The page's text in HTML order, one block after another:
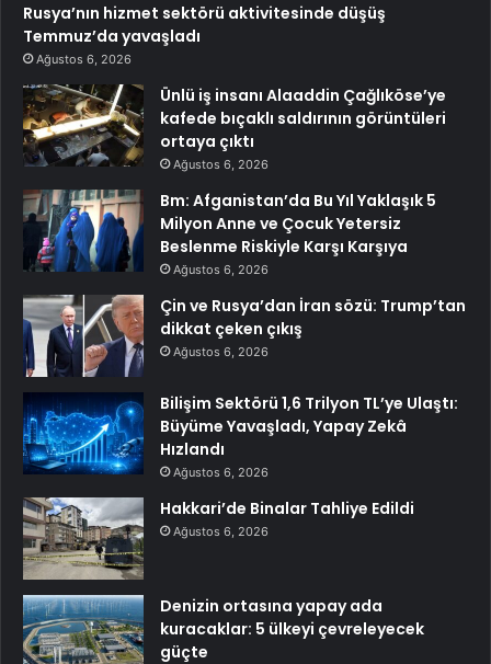
Rusya’nın hizmet sektörü aktivitesinde düşüş
Temmuz’da yavaşladı
Ağustos 6, 2026
Ünlü iş insanı Alaaddin Çağlıköse’ye
kafede bıçaklı saldırının görüntüleri
ortaya çıktı
Ağustos 6, 2026
Bm: Afganistan’da Bu Yıl Yaklaşık 5
Milyon Anne ve Çocuk Yetersiz
Beslenme Riskiyle Karşı Karşıya
Ağustos 6, 2026
Çin ve Rusya’dan İran sözü: Trump’tan
dikkat çeken çıkış
Ağustos 6, 2026
Bilişim Sektörü 1,6 Trilyon TL’ye Ulaştı:
Büyüme Yavaşladı, Yapay Zekâ
Hızlandı
Ağustos 6, 2026
Hakkari’de Binalar Tahliye Edildi
Ağustos 6, 2026
Denizin ortasına yapay ada
kuracaklar: 5 ülkeyi çevreleyecek
güçte